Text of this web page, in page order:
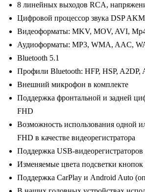
32Gb,
9"
8 линейных выходов RCA,
Цифровой процессор звука DSP
Видеоформаты: MKV, MOV, AVI,
Аудиоформаты: MP3, WMA, AAC,
Bluetooth 5.1
Профили Bluetooth: HFP, HSP, A2DP,
Внешний микрофон в комплекте
Поддержка фронтальной и задней
FHD
Возможность использования одной
FHD в качестве видеорегистратора
Поддержка USB-видеорегистраторов
Изменяемые цвета подсветки кнопок
Поддержка CarPlay и Android Auto